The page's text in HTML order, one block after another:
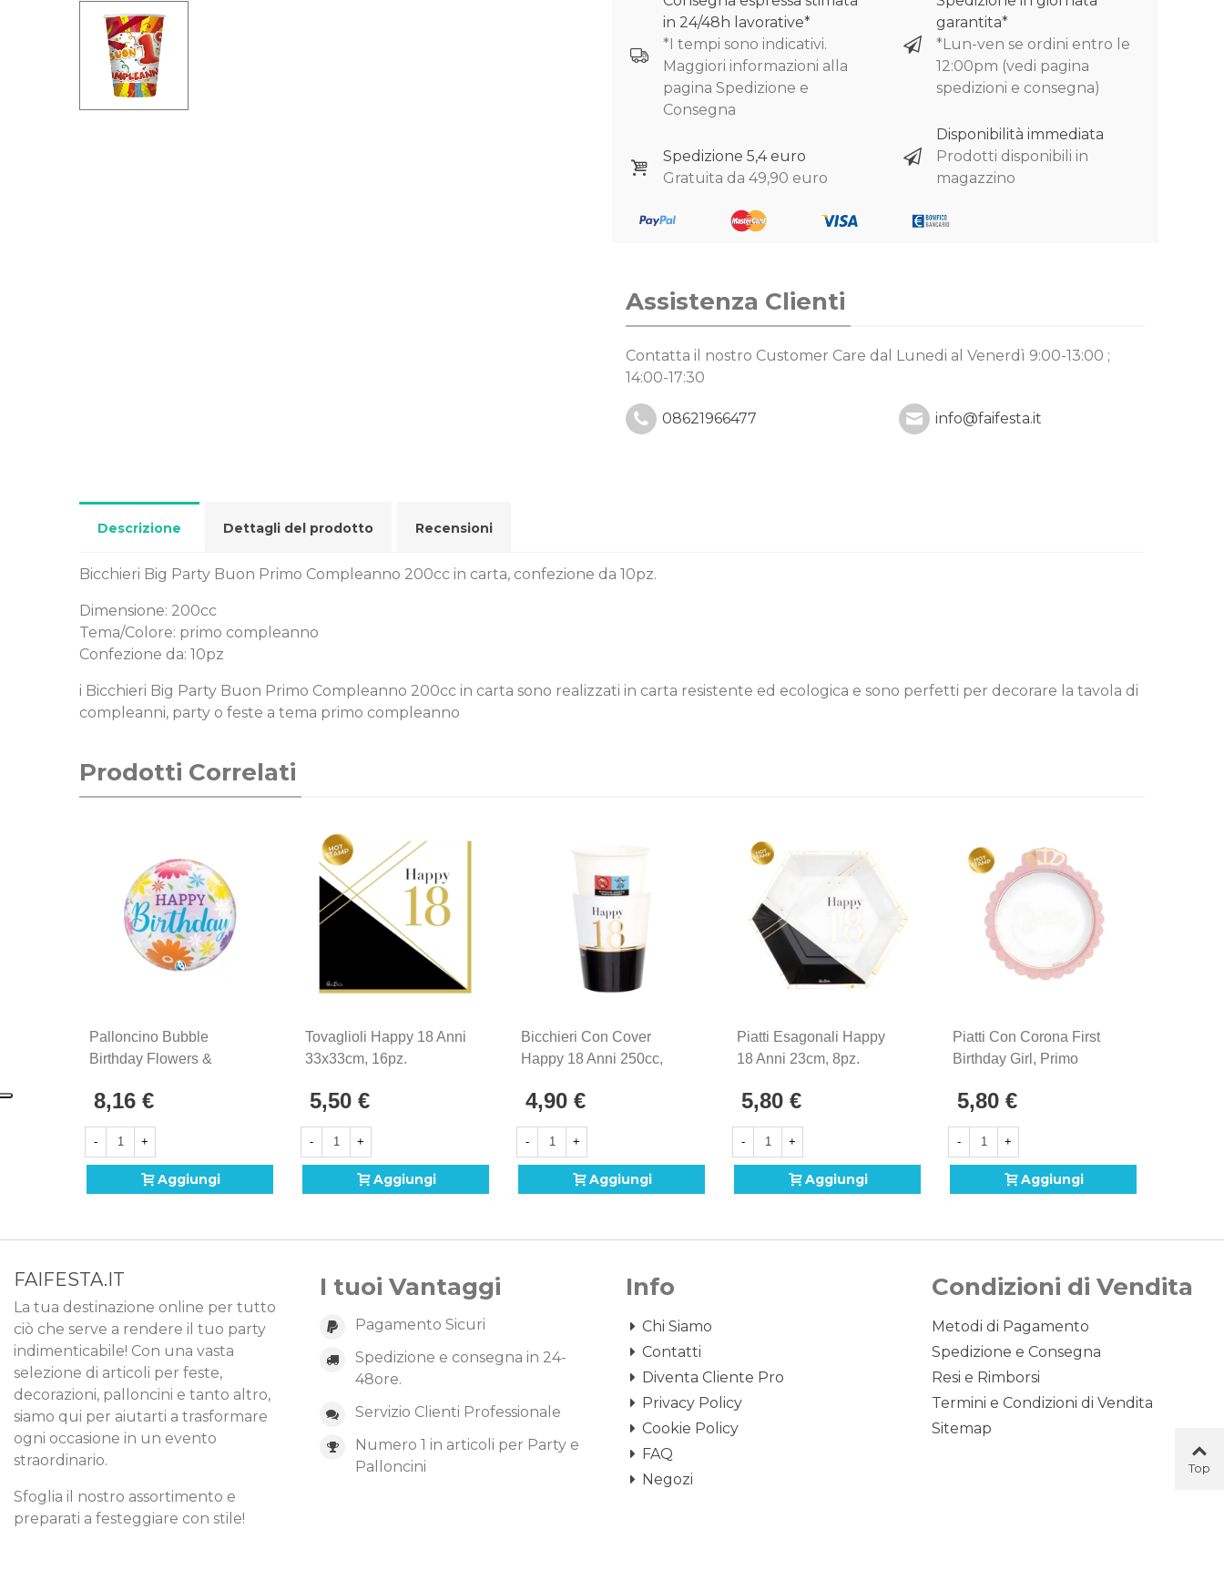
in 24/48h lavorative*
*I tempi sono indicativi.
Maggiori informazioni alla
pagina Spedizione e
Consegna
Spedizione 5,4 euro
Gratuita da 49,90 euro
garantita*
*Lun-ven se ordini entro le
12:00pm (vedi pagina
spedizioni e consegna)
Disponibilità immediata
Prodotti disponibili in
magazzino
Assistenza Clienti
Contatta il nostro Customer Care dal Lunedi al Venerdì 9:00-13:00 ;
14:00-17:30
08621966477 info@faifesta.it
Descrizione Dettagli del prodotto Recensioni
Bicchieri Big Party Buon Primo Compleanno 200cc in carta, confezione da 10pz.
Dimensione: 200cc
Tema/Colore: primo compleanno
Confezione da: 10pz
i Bicchieri Big Party Buon Primo Compleanno 200cc in carta sono realizzati in carta resistente ed ecologica e sono perfetti per decorare la tavola di
compleanni, party o feste a tema primo compleanno
Prodotti Correlati
Palloncino Bubble
Birthday Flowers &
(56cm) 1pz
8,16 €
- +
Aggiungi
Tovaglioli Happy 18 Anni
33x33cm, 16pz.
5,50 €
- +
Aggiungi
Bicchieri Con Cover
Happy 18 Anni 250cc,
4,90 €
- +
Aggiungi
Piatti Esagonali Happy
18 Anni 23cm, 8pz.
5,80 €
- +
Aggiungi
Piatti Con Corona First
Birthday Girl, Primo
5,80 €
- +
Aggiungi
FAIFESTA.IT
La tua destinazione online per tutto
ciò che serve a rendere il tuo party
indimenticabile! Con una vasta
selezione di articoli per feste,
decorazioni, palloncini e tanto altro,
siamo qui per aiutarti a trasformare
ogni occasione in un evento
straordinario.
Sfoglia il nostro assortimento e
preparati a festeggiare con stile!
I tuoi Vantaggi
Pagamento Sicuri
Spedizione e consegna in 24-
48ore.
Servizio Clienti Professionale
Numero 1 in articoli per Party e
Palloncini
Info
Chi Siamo
Contatti
Diventa Cliente Pro
Privacy Policy
Cookie Policy
FAQ
Negozi
Condizioni di Vendita
Metodi di Pagamento
Spedizione e Consegna
Resi e Rimborsi
Termini e Condizioni di Vendita
Sitemap
Top